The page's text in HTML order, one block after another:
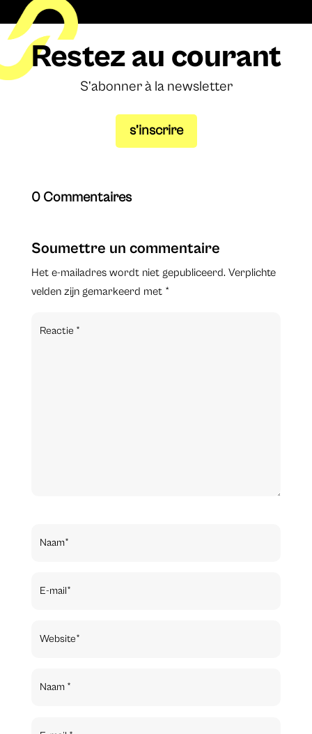
Restez au courant
S’abonner à la newsletter
s’inscrire
0 Commentaires
Soumettre un commentaire
Het e-mailadres wordt niet gepubliceerd. Verplichte
velden zijn gemarkeerd met *